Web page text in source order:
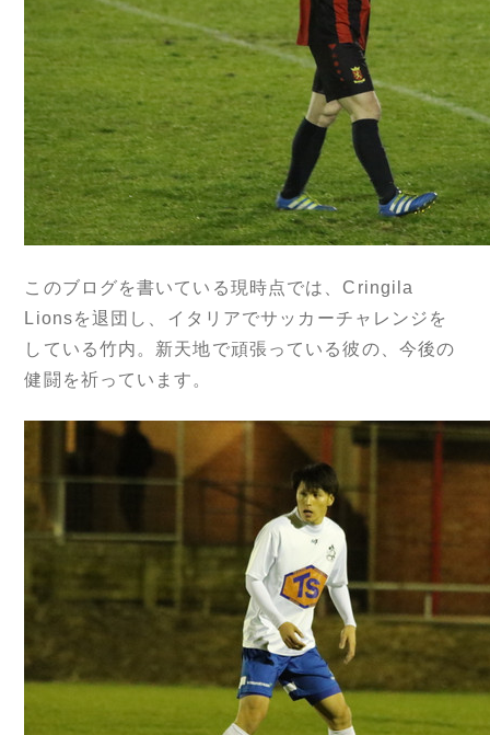
このブログを書いている現時点では、Cringila
Lionsを退団し、イタリアでサッカーチャレンジを
している竹内。新天地で頑張っている彼の、今後の
健闘を祈っています。